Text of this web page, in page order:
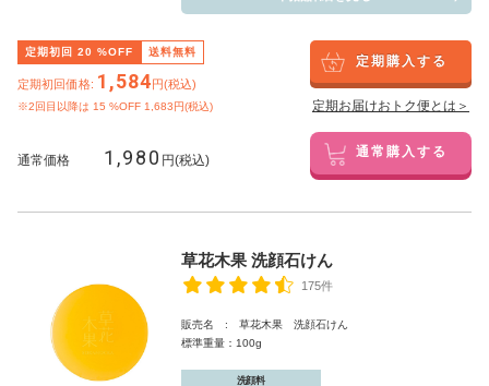
定期初回 20 %OFF 送料無料
定期初回価格: 1,584円(税込)
※2回目以降は 15 %OFF 1,683円(税込)
定期購入する
定期お届けおトク便とは＞
通常価格 1,980 円(税込) 通常購入する
草花木果 洗顔石けん
175件
販売名 : 草花木果 洗顔石けん
標準重量：100g
洗顔料